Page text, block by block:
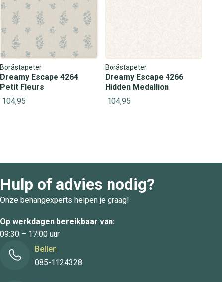
Boråstapeter
Dreamy Escape 4264
Petit Fleurs
104,95
Boråstapeter
Dreamy Escape 4266
Hidden Medallion
104,95
Hulp of advies nodig?
Onze behangexperts helpen je graag!
Op werkdagen bereikbaar van:
09:30 – 17:00 uur
Bellen
085-1124328